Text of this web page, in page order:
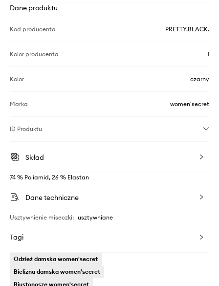
Dane produktu
Kod producenta PRETTY.BLACK.
Kolor producenta 1
Kolor czarny
Marka women'secret
ID Produktu
Skład
74 % Poliamid, 26 % Elastan
Dane techniczne
Usztywnienie miseczki: usztywniane
Tagi
Odzież damska women'secret
Bielizna damska women'secret
Biustonosze women'secret